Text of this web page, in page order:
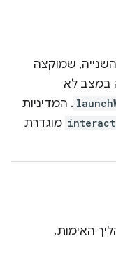
שמוקצה
במצב לא
. המדיניות
מוגדרת